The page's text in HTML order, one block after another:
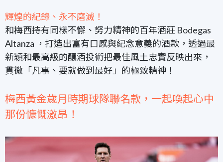
輝煌的紀錄、永不磨滅！
和梅西持有同樣不懈、努力精神的百年酒莊 Bodegas
Altanza ，打造出富有口感與紀念意義的酒款， 透過最
新穎和最高級的釀酒投術把最佳風土忠實反映出來，
貫徹「凡事、要就做到最好」的極致精神！
梅西黃金歲月時期球隊聯名款，一起喚起心中
那份慷慨激昂！